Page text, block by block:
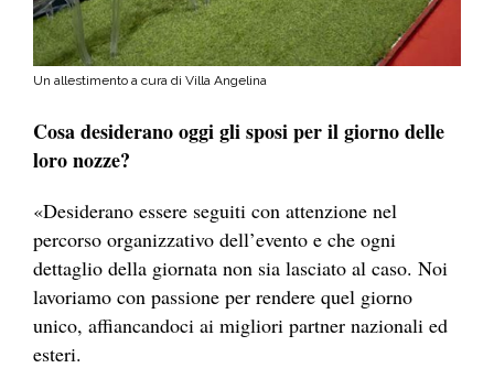
Un allestimento a cura di Villa Angelina
Cosa desiderano oggi gli sposi per il giorno delle
loro nozze?
«Desiderano essere seguiti con attenzione nel
percorso organizzativo dell’evento e che ogni
dettaglio della giornata non sia lasciato al caso. Noi
lavoriamo con passione per rendere quel giorno
unico, affiancandoci ai migliori partner nazionali ed
esteri.